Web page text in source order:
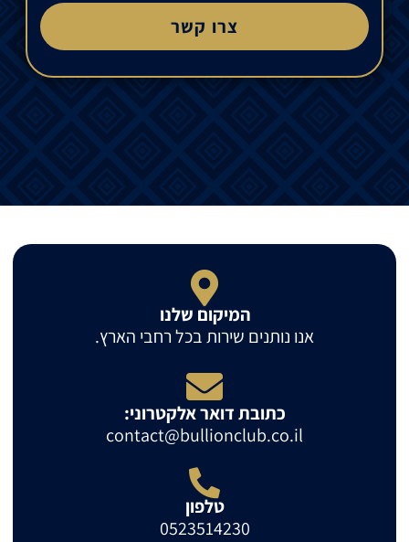
צרו קשר
המיקום שלנו
אנו נותנים שירות בכל רחבי הארץ.
כתובת דואר אלקטרוני:
contact@bullionclub.co.il
טלפון
0523514230